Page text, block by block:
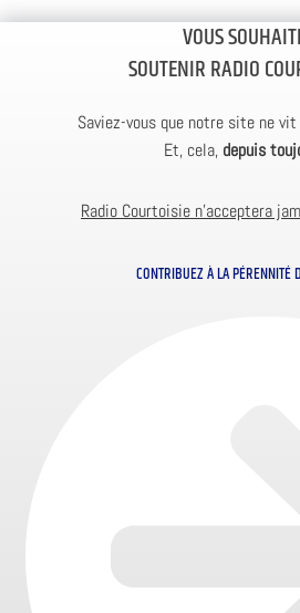
VOUS
SOUTENIR RADIO
Saviez-vous que notre site ne vit
Et, cela, depuis
Radio Courtoisie n’acceptera
CONTRIBUEZ À LA PÉRENNITÉ